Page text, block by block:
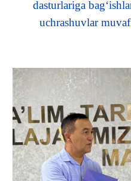
dasturlariga
uchrashuvlar